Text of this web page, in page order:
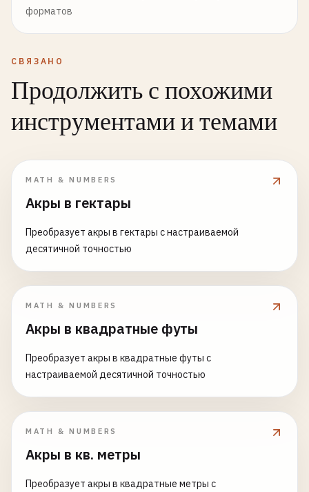
форматов
СВЯЗАНО
Продолжить с похожими
инструментами и темами
MATH & NUMBERS
Акры в гектары
Преобразует акры в гектары с настраиваемой
десятичной точностью
MATH & NUMBERS
Акры в квадратные футы
Преобразует акры в квадратные футы с
настраиваемой десятичной точностью
MATH & NUMBERS
Акры в кв. метры
Преобразует акры в квадратные метры с